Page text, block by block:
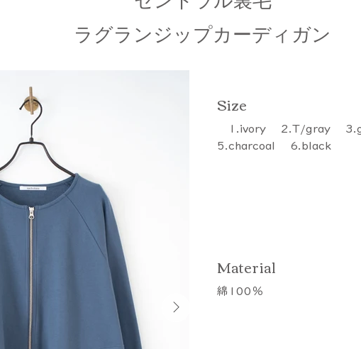
ラグランジップカーディガン
​Size
1.ivory 2.T/gray
5.charcoal 6.black
​Material
綿100％